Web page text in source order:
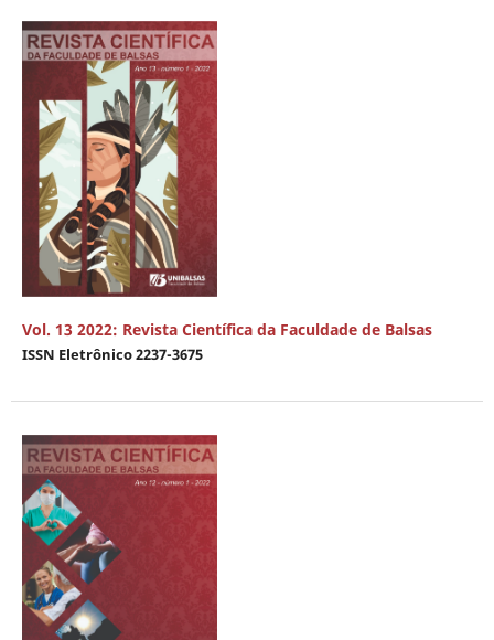
Vol. 13 2022: Revista Científica da Faculdade de Balsas
ISSN Eletrônico 2237-3675